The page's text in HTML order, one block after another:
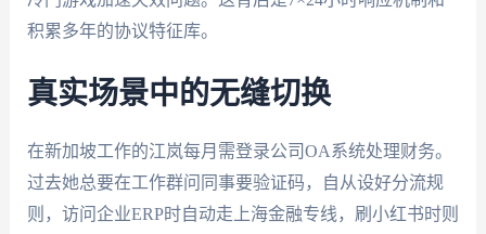
积累多年的协议特征库。
真实场景中的无缝切换
在新加坡工作的江岚每月需登录公司OA系统处理财务。
过去她总要在工作群问同事要验证码，自从设好分流规
则，访问企业ERP时自动走上海金融专线，刷小红书时则